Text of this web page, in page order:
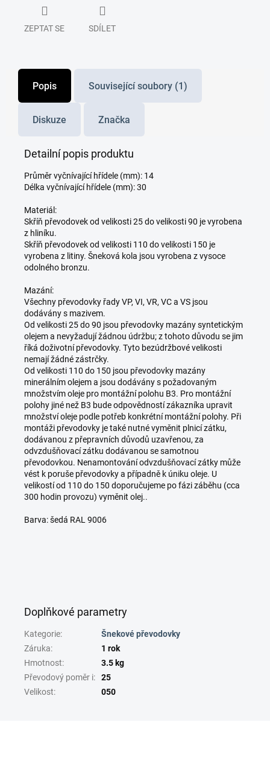
ZEPTAT SE SDÍLET
Popis Související soubory (1)
Diskuze Značka
Detailní popis produktu
Průměr vyčnívající hřídele (mm): 14
Délka vyčnívající hřídele (mm): 30
Materiál:
Skříň převodovek od velikosti 25 do velikosti 90 je vyrobena
z hliníku.
Skříň převodovek od velikosti 110 do velikosti 150 je
vyrobena z litiny. Šneková kola jsou vyrobena z vysoce
odolného bronzu.
Mazání:
Všechny převodovky řady VP, VI, VR, VC a VS jsou
dodávány s mazivem.
Od velikosti 25 do 90 jsou převodovky mazány syntetickým
olejem a nevyžadují žádnou údržbu; z tohoto důvodu se jim
říká doživotní převodovky. Tyto bezúdržbové velikosti
nemají žádné zástrčky.
Od velikosti 110 do 150 jsou převodovky mazány
minerálním olejem a jsou dodávány s požadovaným
množstvím oleje pro montážní polohu B3. Pro montážní
polohy jiné než B3 bude odpovědností zákazníka upravit
množství oleje podle potřeb konkrétní montážní polohy. Při
montáži převodovky je také nutné vyměnit plnicí zátku,
dodávanou z přepravních důvodů uzavřenou, za
odvzdušňovací zátku dodávanou se samotnou
převodovkou. Nenamontování odvzdušňovací zátky může
vést k poruše převodovky a případně k úniku oleje. U
velikostí od 110 do 150 doporučujeme po fázi záběhu (cca
300 hodin provozu) vyměnit olej..
Barva: šedá RAL 9006
Doplňkové parametry
Kategorie:
Šnekové převodovky
Záruka:
1 rok
Hmotnost:
3.5 kg
Převodový poměr i:
25
Velikost: 050